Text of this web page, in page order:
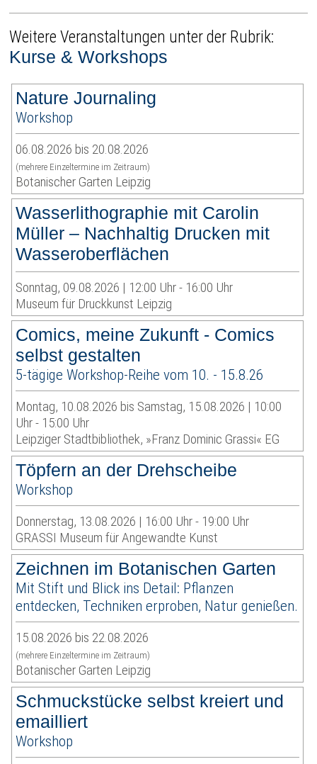
Weitere Veranstaltungen unter der Rubrik:
Kurse & Workshops
Nature Journaling
Workshop
06.08.2026 bis 20.08.2026
(mehrere Einzeltermine im Zeitraum)
Botanischer Garten Leipzig
Wasserlithographie mit Carolin
Müller – Nachhaltig Drucken mit
Wasseroberflächen
Sonntag, 09.08.2026 | 12:00 Uhr - 16:00 Uhr
Museum für Druckkunst Leipzig
Comics, meine Zukunft - Comics
selbst gestalten
5-tägige Workshop-Reihe vom 10. - 15.8.26
Montag, 10.08.2026 bis Samstag, 15.08.2026 | 10:00
Uhr - 15:00 Uhr
Leipziger Stadtbibliothek, »Franz Dominic Grassi« EG
Töpfern an der Drehscheibe
Workshop
Donnerstag, 13.08.2026 | 16:00 Uhr - 19:00 Uhr
GRASSI Museum für Angewandte Kunst
Zeichnen im Botanischen Garten
Mit Stift und Blick ins Detail: Pflanzen
entdecken, Techniken erproben, Natur genießen.
15.08.2026 bis 22.08.2026
(mehrere Einzeltermine im Zeitraum)
Botanischer Garten Leipzig
Schmuckstücke selbst kreiert und
emailliert
Workshop